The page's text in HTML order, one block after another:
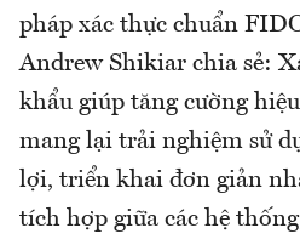
pháp xác thực chuẩn
Andrew Shikiar chia sẻ:
khẩu giúp tăng cường
mang lại trải nghiệm sử
lợi, triển khai đơn giản
tích hợp giữa các hệ